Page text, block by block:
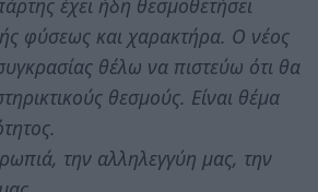
έχει ήδη θεσμοθετήσει
φύσεως και χαρακτήρα. Ο νέος
θέλω να πιστεύω ότι θα
θεσμούς. Είναι θέμα
την αλληλεγγύη μας, την